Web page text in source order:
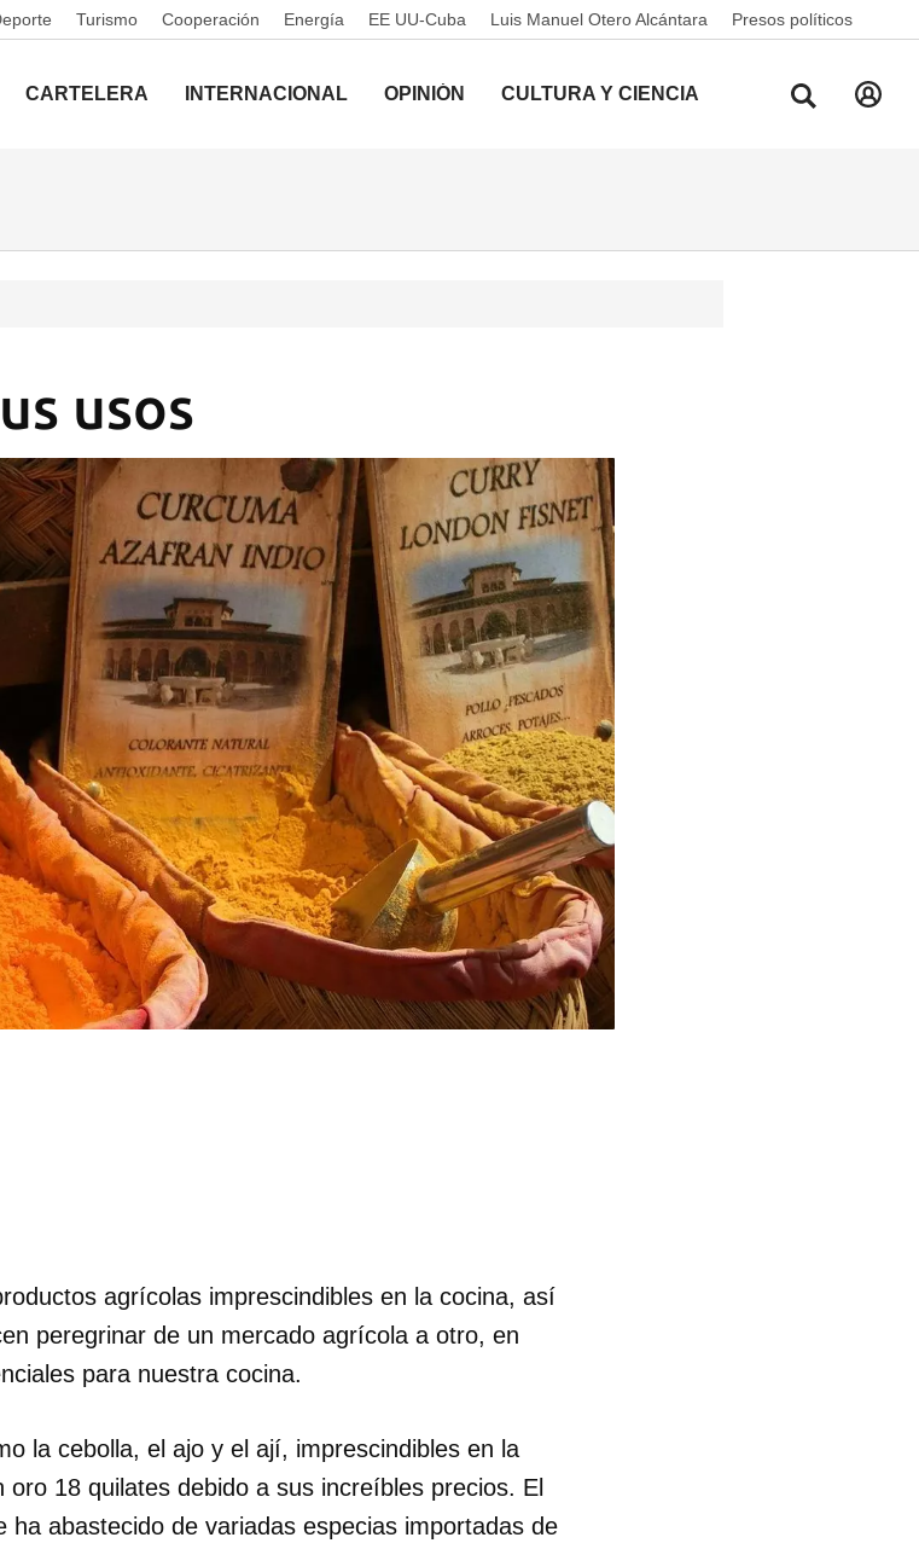
Turismo Cooperación Energía EE UU-Cuba Luis Manuel Otero Alcántara Presos políticos
CARTELERA INTERNACIONAL OPINIÓN CULTURA Y CIENCIA
usos
agrícolas imprescindibles en la cocina, así
peregrinar de un mercado agrícola a otro, en
para nuestra cocina.
la cebolla, el ajo y el ají, imprescindibles en la
18 quilates debido a sus increíbles precios. El
ha abastecido de variadas especias importadas de